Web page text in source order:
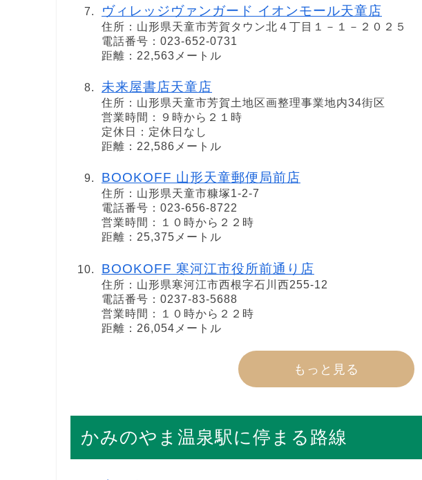
ヴィレッジヴァンガード イオンモール天童店
住所：山形県天童市芳賀タウン北４丁目１－１－２０２５
電話番号：023-652-0731
距離：22,563メートル
未来屋書店天童店
住所：山形県天童市芳賀土地区画整理事業地内34街区
営業時間：９時から２１時
定休日：定休日なし
距離：22,586メートル
BOOKOFF 山形天童郵便局前店
住所：山形県天童市糠塚1-2-7
電話番号：023-656-8722
営業時間：１０時から２２時
距離：25,375メートル
BOOKOFF 寒河江市役所前通り店
住所：山形県寒河江市西根字石川西255-12
電話番号：0237-83-5688
営業時間：１０時から２２時
距離：26,054メートル
もっと見る
かみのやま温泉駅に停まる路線